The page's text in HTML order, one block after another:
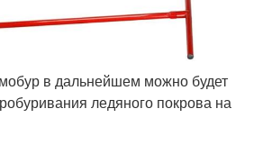
в дальнейшем можно будет
ледяного покрова на